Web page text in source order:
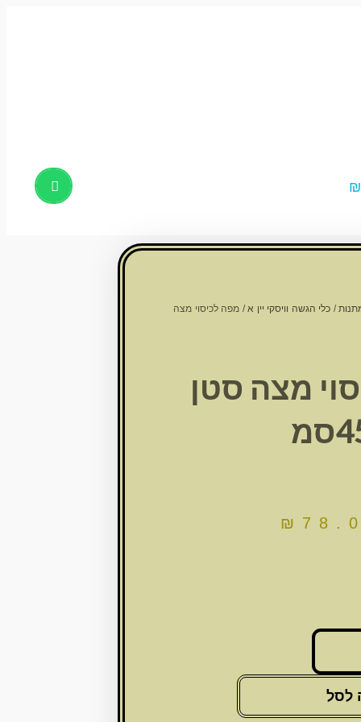
₪
/ כלי הגשה וויסקי יין א/ מפה לכיסוי מצה
מצה סטן
₪
לסל